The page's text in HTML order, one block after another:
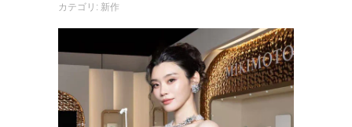
カテゴリ: 新作